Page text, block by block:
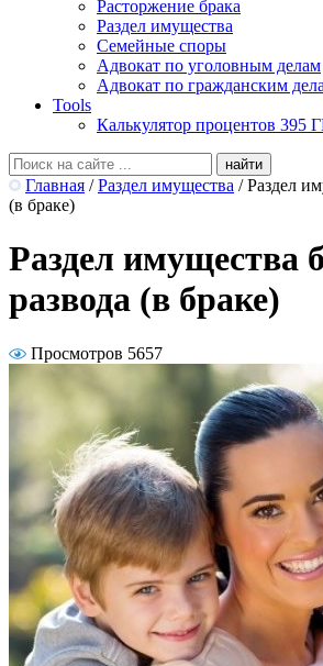
Расторжение брака
Раздел имущества
Семейные споры
Адвокат по уголовным делам
Адвокат по гражданским
Tools
Калькулятор процентов 395
Главная / Раздел имущества / Раздел
(в браке)
Раздел имущества
развода (в браке)
Просмотров 5657